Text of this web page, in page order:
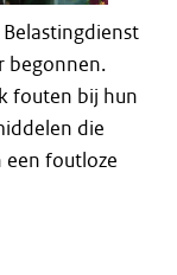
begonnen.
fouten bij hun
die
een foutloze